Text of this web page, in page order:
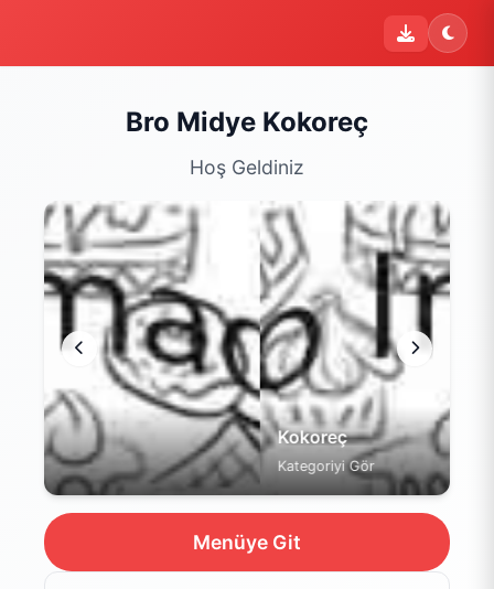
Bro Midye Kokoreç
Hoş Geldiniz
Kokoreç
Kategoriyi Gör
Menüye Git